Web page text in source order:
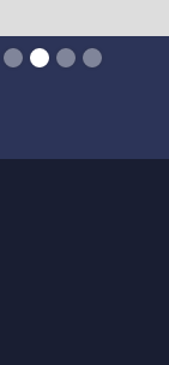
Slide 2 of 4.